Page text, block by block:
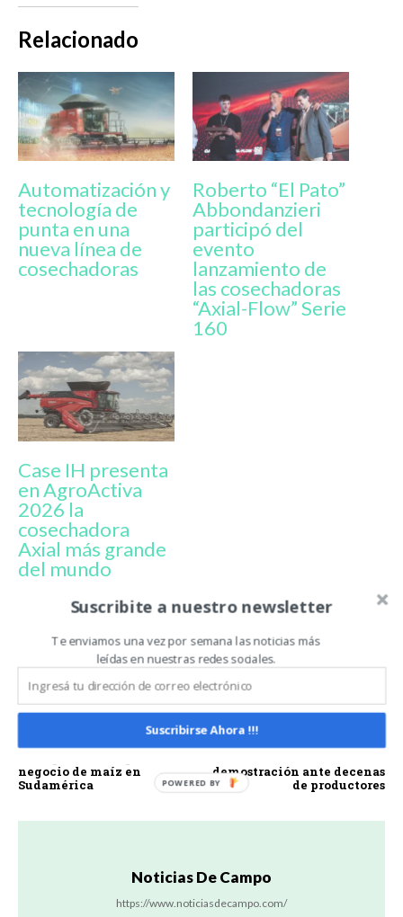
Relacionado
Automatización y
tecnología de
punta en una
nueva línea de
cosechadoras
Roberto “El Pato”
Abbondanzieri
participó del
evento
lanzamiento de
las cosechadoras
“Axial-Flow” Serie
160
Case IH presenta
en AgroActiva
2026 la
cosechadora
Axial más grande
del mundo
COSECHADORAS
PARAGUAY
RODRIGO LANCIOTTI
X-FLOW
GDM anuncia acuerdo con
negocio de maíz en
Sudamérica
Indecar inauguró el «PT
demostración ante decenas
de productores
Noticias De Campo
https://www.noticiasdecampo.com/
Suscribite a nuestro newsletter
Te enviamos una vez por semana las noticias más
leídas en nuestras redes sociales.
Suscribirse Ahora !!!